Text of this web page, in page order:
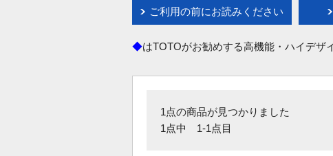
ご利用の前にお読みください
◆はTOTOがお勧めする高機能・ハイデザ
1点の商品が見つかりました
1点中 1-1点目